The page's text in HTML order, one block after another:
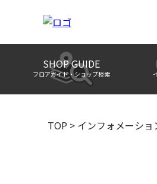
SHOP GUIDE
フロアガイド・ショップ検索
TOP > インフォメーショ